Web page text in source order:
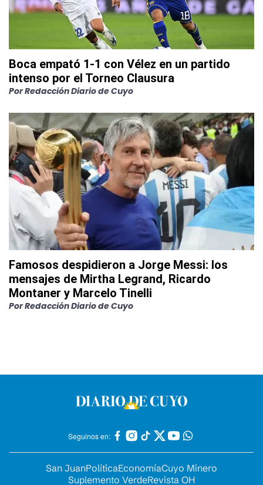
Boca empató 1-1 con Vélez en un partido
intenso por el Torneo Clausura
PorRedacción Diario de Cuyo
Famosos despidieron a Jorge Messi: los
mensajes de Mirtha Legrand, Ricardo
Montaner y Marcelo Tinelli
PorRedacción Diario de Cuyo
Seguinos en:
San JuanPolíticaEconomíaCuyo Minero
Suplemento VerdeRevista OH